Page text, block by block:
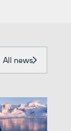
All news